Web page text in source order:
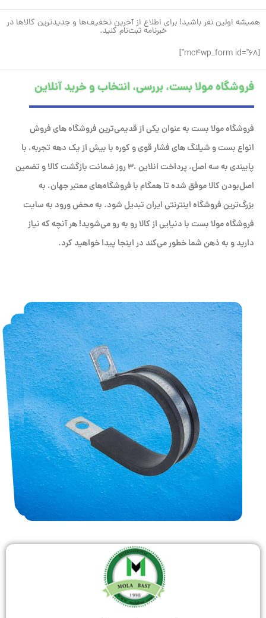
همیشه اولین نفر باشید! برای اطلاع از آخرین تخفیف‌ها و جدیدترین کالاها در
خبرنامه ثبت‌نام کنید.
[mc4wp_form id="68"]
فروشگاه مولا بست، بررسی، انتخاب و خرید آنلاین
فروشگاه مولا بست به عنوان یکی از قدیمی‌ترین فروشگاه های فروش
انواع بست و شیلنگ های فشار قوی و کوره با بیش از یک دهه تجربه، با
پایبندی به سه اصل، پرداخت انلاین ،۳ روز ضمانت بازگشت کالا و تضمین
اصل‌بودن کالا موفق شده تا همگام با فروشگاه‌های معتبر جهان، به
بزرگ‌ترین فروشگاه اینترنتی ایران تبدیل شود. به محض ورود به سایت
فروشگاه مولا بست با دنیایی از کالا رو به رو می‌شوید! هر آنچه که نیاز
دارید و به ذهن شما خطور می‌کند در اینجا پیدا خواهید کرد.